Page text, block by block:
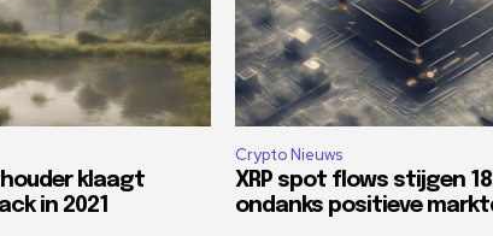
klaagt
in 2021
Crypto Nieuws
XRP spot flows stijgen
ondanks positieve